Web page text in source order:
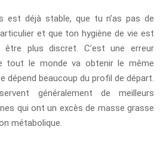
est déjà stable, que tu n’as pas de
et que ton hygiène de vie est
plus discret. C’est une erreur
tout le monde va obtenir le même
dépend beaucoup du profil de départ.
généralement de meilleurs
qui ont un excès de masse grasse
métabolique.